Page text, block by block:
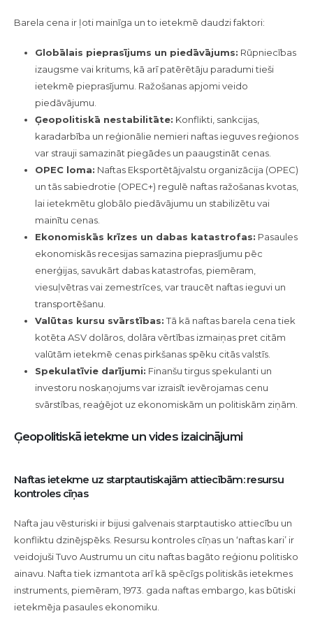
Barela cena ir ļoti mainīga un to ietekmē daudzi faktori:
Globālais pieprasījums un piedāvājums: Rūpniecības
izaugsme vai kritums, kā arī patērētāju paradumi tieši
ietekmē pieprasījumu. Ražošanas apjomi veido
piedāvājumu.
Ģeopolitiskā nestabilitāte: Konflikti, sankcijas,
karadarbība un reģionālie nemieri naftas ieguves reģionos
var strauji samazināt piegādes un paaugstināt cenas.
OPEC loma: Naftas Eksportētājvalstu organizācija (OPEC)
un tās sabiedrotie (OPEC+) regulē naftas ražošanas kvotas,
lai ietekmētu globālo piedāvājumu un stabilizētu vai
mainītu cenas.
Ekonomiskās krīzes un dabas katastrofas: Pasaules
ekonomiskās recesijas samazina pieprasījumu pēc
enerģijas, savukārt dabas katastrofas, piemēram,
viesuļvētras vai zemestrīces, var traucēt naftas ieguvi un
transportēšanu.
Valūtas kursu svārstības:Tā kā naftas barela cena tiek
kotēta ASV dolāros, dolāra vērtības izmaiņas pret citām
valūtām ietekmē cenas pirkšanas spēku citās valstīs.
Spekulatīvie darījumi: Finanšu tirgus spekulanti un
investoru noskaņojums var izraisīt ievērojamas cenu
svārstības, reaģējot uz ekonomiskām un politiskām ziņām.
Ģeopolitiskā ietekme un vides izaicinājumi
Naftas ietekme uz starptautiskajām attiecībām: resursu
kontroles cīņas
Nafta jau vēsturiski ir bijusi galvenais starptautisko attiecību un
konfliktu dzinējspēks. Resursu kontroles cīņas un ‘naftas kari’ ir
veidojuši Tuvo Austrumu un citu naftas bagāto reģionu politisko
ainavu. Nafta tiek izmantota arī kā spēcīgs politiskās ietekmes
instruments, piemēram, 1973. gada naftas embargo, kas būtiski
ietekmēja pasaules ekonomiku.